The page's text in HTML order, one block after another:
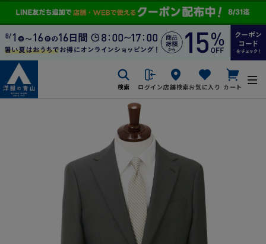
検索 ログイン店舗検索お気に入り カート